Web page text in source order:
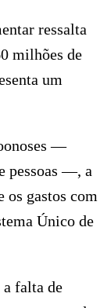
ressalta
milhões de
um
—
pessoas —, a
os gastos com
Único de
falta de